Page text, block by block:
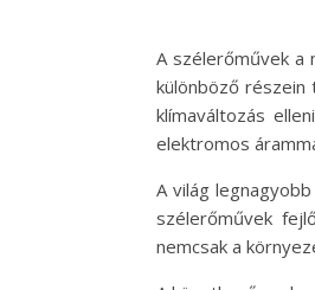
A szélerőművek a
különböző részein
klímaváltozás
elektromos
A világ
szélerőművek
nemcsak a